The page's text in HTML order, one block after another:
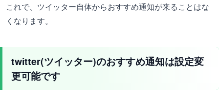
これで、ツイッター自体からおすすめ通知が来ることはな
くなります。
twitter(ツイッター)のおすすめ通知は設定変
更可能です